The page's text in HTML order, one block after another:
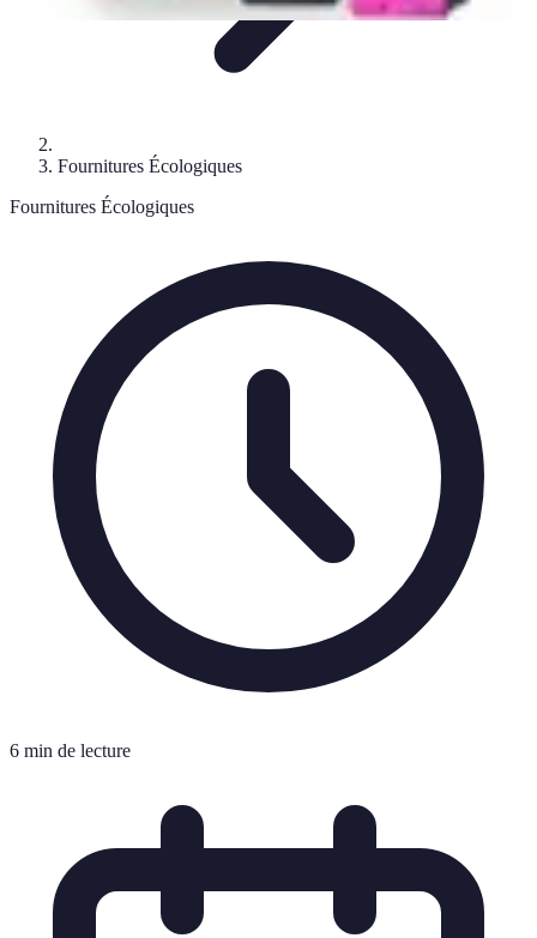
Fournitures Écologiques
Fournitures Écologiques
6 min de lecture